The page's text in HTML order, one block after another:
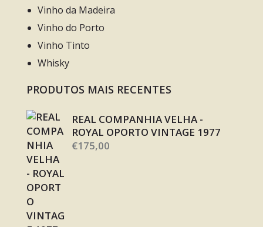
Vinho da Madeira
Vinho do Porto
Vinho Tinto
Whisky
PRODUTOS MAIS RECENTES
REAL COMPANHIA VELHA -
ROYAL OPORTO VINTAGE 1977
€175,00